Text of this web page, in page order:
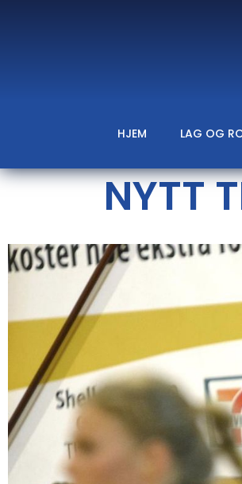
HJEM LAG OG
NYTT